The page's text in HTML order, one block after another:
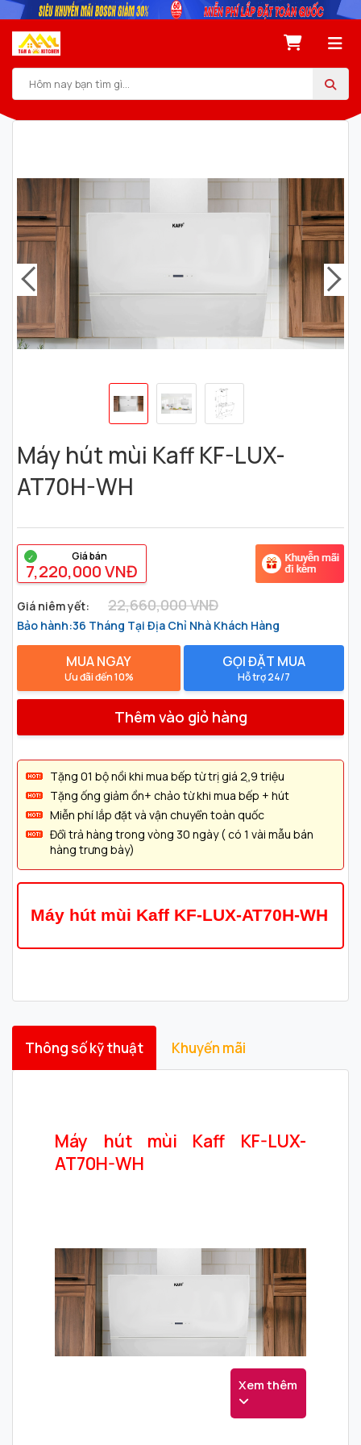
Máy hút mùi Kaff KF-LUX-
AT70H-WH
5
4
3
2
1
Giá bán
7,220,000 VNĐ
Giá niêm yết: 22,660,000 VNĐ
Bảo hành:36 Tháng Tại Địa Chỉ Nhà Khách Hàng
MUA NGAY
Ưu đãi đến 10%
GỌI ĐẶT MUA
Hỗ trợ 24/7
Thêm vào giỏ hàng
Tặng 01 bộ nồi khi mua bếp từ trị giá 2,̣9 triệu
Tặng ống giảm ồn+ chảo từ khi mua bếp + hút
Miễn phí lắp đặt và vận chuyển toàn quốc
Đổi trả hàng trong vòng 30 ngày ( có 1 vài mẫu bán
hàng trưng bày)
Máy hút mùi Kaff KF-LUX-AT70H-WH
Thông số kỹ thuật Khuyến mãi
Máy hút mùi Kaff KF-LUX-
AT70H-WH
Xem thêm